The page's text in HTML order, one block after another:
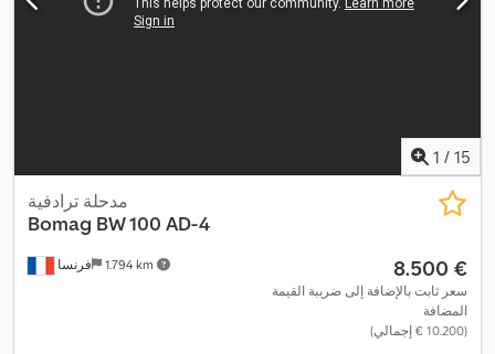
1 / 15
فرنسا 1.794 km
مدحلة ترادفية
Bomag BW 100 AD-4
‏8.500 €
سعر ثابت بالإضافة إلى ضريبة القيمة
المضافة
(‏10.200 € إجمالي)